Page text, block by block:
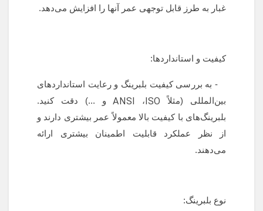
غبار به طرز قابل توجهی عمر آنها را افزایش می‌دهد.
کیفیت و استانداردها:
- به بررسی کیفیت بلبرینگ و رعایت استانداردهای
بین‌المللی (مثلاً ISO، ANSIو ...) دقت کنید.
بلبرینگ‌های با کیفیت بالا معمولاً عمر بیشتری دارند و
از نظر عملکرد قابلیت اطمینان بیشتری ارائه
می‌دهند.
نوع بلبرینگ: